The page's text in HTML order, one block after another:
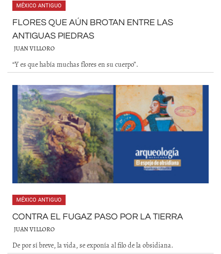
MÉXICO ANTIGUO
FLORES QUE AÚN BROTAN ENTRE LAS
ANTIGUAS PIEDRAS
JUAN VILLORO
“Y es que había muchas flores en su cuerpo”.
MÉXICO ANTIGUO
CONTRA EL FUGAZ PASO POR LA TIERRA
JUAN VILLORO
De por sí breve, la vida, se exponía al filo de la obsidiana.